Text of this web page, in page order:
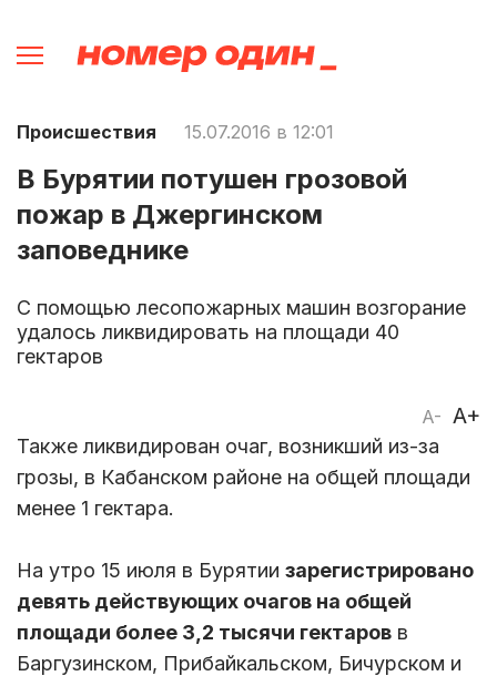
Происшествия 15.07.2016 в 12:01
В Бурятии потушен грозовой
пожар в Джергинском
заповеднике
С помощью лесопожарных машин возгорание
удалось ликвидировать на площади 40
гектаров
A- A+
Также ликвидирован очаг, возникший из-за
грозы, в Кабанском районе на общей площади
менее 1 гектара.
На утро 15 июля в Бурятии зарегистрировано
девять действующих очагов на общей
площади более 3,2 тысячи гектаров в
Баргузинском, Прибайкальском, Бичурском и